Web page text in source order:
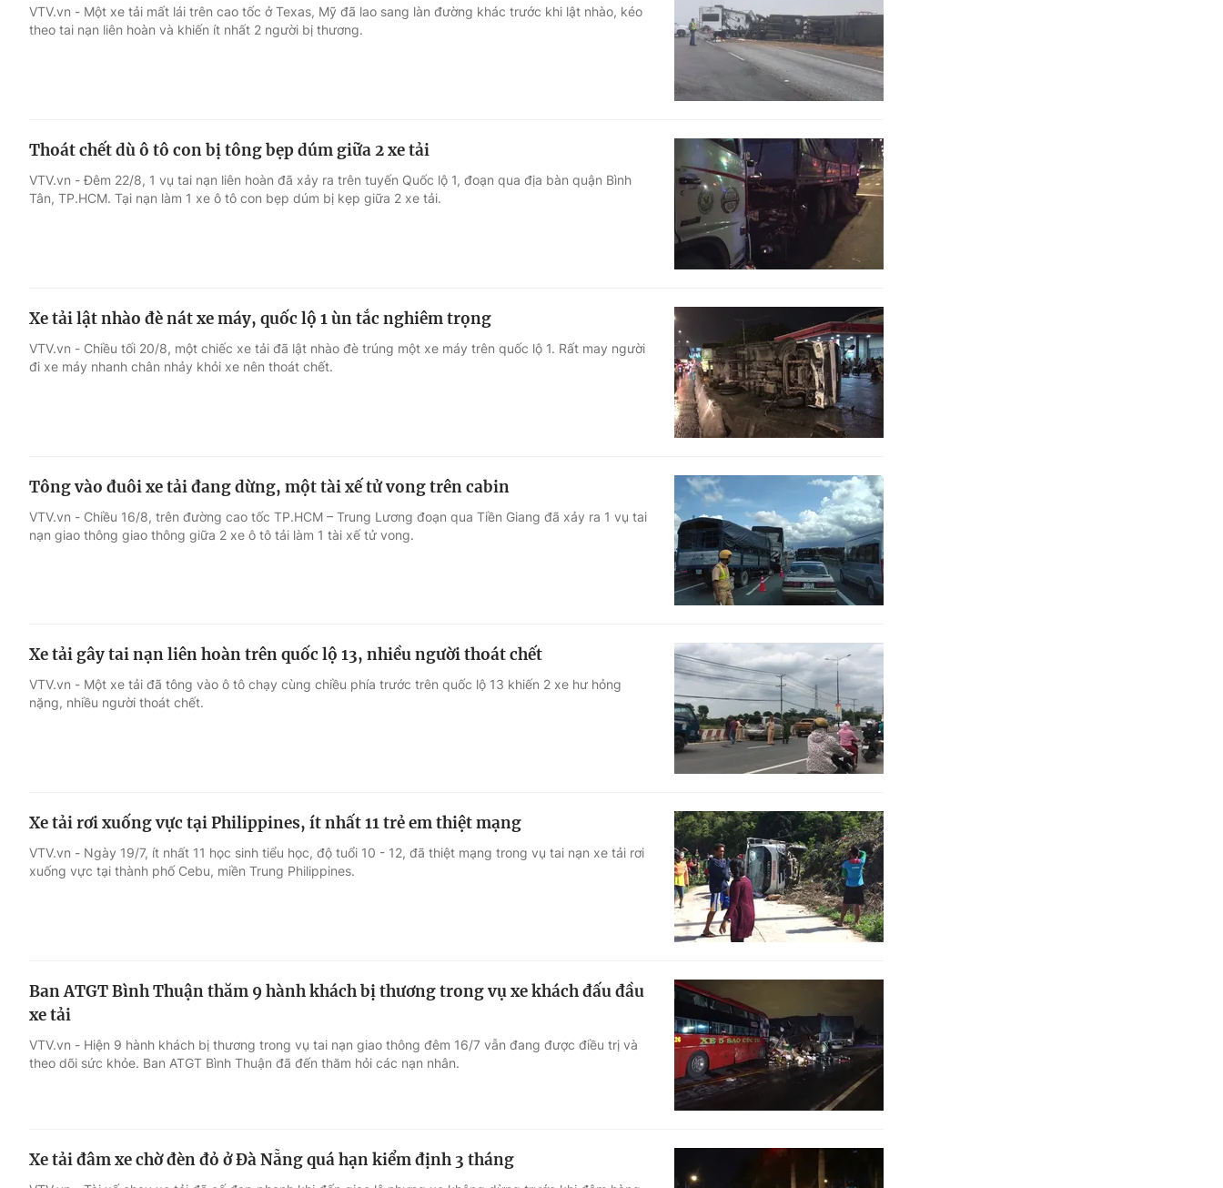
VTV.vn - Một xe tải mất lái trên cao tốc ở Texas, Mỹ đã lao sang làn đường khác trước khi lật nhào, kéo
theo tai nạn liên hoàn và khiến ít nhất 2 người bị thương.
Thoát chết dù ô tô con bị tông bẹp dúm giữa 2 xe tải
VTV.vn - Đêm 22/8, 1 vụ tai nạn liên hoàn đã xảy ra trên tuyến Quốc lộ 1, đoạn qua địa bàn quận Bình
Tân, TP.HCM. Tại nạn làm 1 xe ô tô con bẹp dúm bị kẹp giữa 2 xe tải.
Xe tải lật nhào đè nát xe máy, quốc lộ 1 ùn tắc nghiêm trọng
VTV.vn - Chiều tối 20/8, một chiếc xe tải đã lật nhào đè trúng một xe máy trên quốc lộ 1. Rất may người
đi xe máy nhanh chân nhảy khỏi xe nên thoát chết.
Tông vào đuôi xe tải đang dừng, một tài xế tử vong trên cabin
VTV.vn - Chiều 16/8, trên đường cao tốc TP.HCM – Trung Lương đoạn qua Tiền Giang đã xảy ra 1 vụ tai
nạn giao thông giao thông giữa 2 xe ô tô tải làm 1 tài xế tử vong.
Xe tải gây tai nạn liên hoàn trên quốc lộ 13, nhiều người thoát chết
VTV.vn - Một xe tải đã tông vào ô tô chạy cùng chiều phía trước trên quốc lộ 13 khiến 2 xe hư hỏng
nặng, nhiều người thoát chết.
Xe tải rơi xuống vực tại Philippines, ít nhất 11 trẻ em thiệt mạng
VTV.vn - Ngày 19/7, ít nhất 11 học sinh tiểu học, độ tuổi 10 - 12, đã thiệt mạng trong vụ tai nạn xe tải rơi
xuống vực tại thành phố Cebu, miền Trung Philippines.
Ban ATGT Bình Thuận thăm 9 hành khách bị thương trong vụ xe khách đấu đầu
xe tải
VTV.vn - Hiện 9 hành khách bị thương trong vụ tai nạn giao thông đêm 16/7 vẫn đang được điều trị và
theo dõi sức khỏe. Ban ATGT Bình Thuận đã đến thăm hỏi các nạn nhân.
Xe tải đâm xe chờ đèn đỏ ở Đà Nẵng quá hạn kiểm định 3 tháng